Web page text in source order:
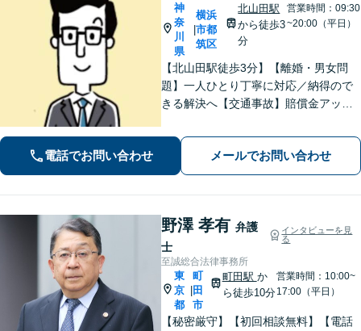
神
奈
川
県
|
横浜
市都
筑区
北山田駅
から徒歩3
分
営業時間：09:30
~20:00（平日）
【北山田駅徒歩3分】【離婚・男女問
題】一人ひとり丁寧に対応／納得ので
きる解決へ【交通事故】賠償金アップ
手続きはお任せ【借金・債務整理】手
続きはもちろん、再発防止策や今後の
生活のフォローも行います。
電話でお問い合わせ メールでお問い合わせ
野澤 孝有 弁護
士
インタビューを見
る
至誠総合法律事務所
東
京
都
町
田
市
町田駅 か
ら徒歩10分
営業時間：10:00~
17:00（平日）
【秘密厳守】【初回相談無料】【電話